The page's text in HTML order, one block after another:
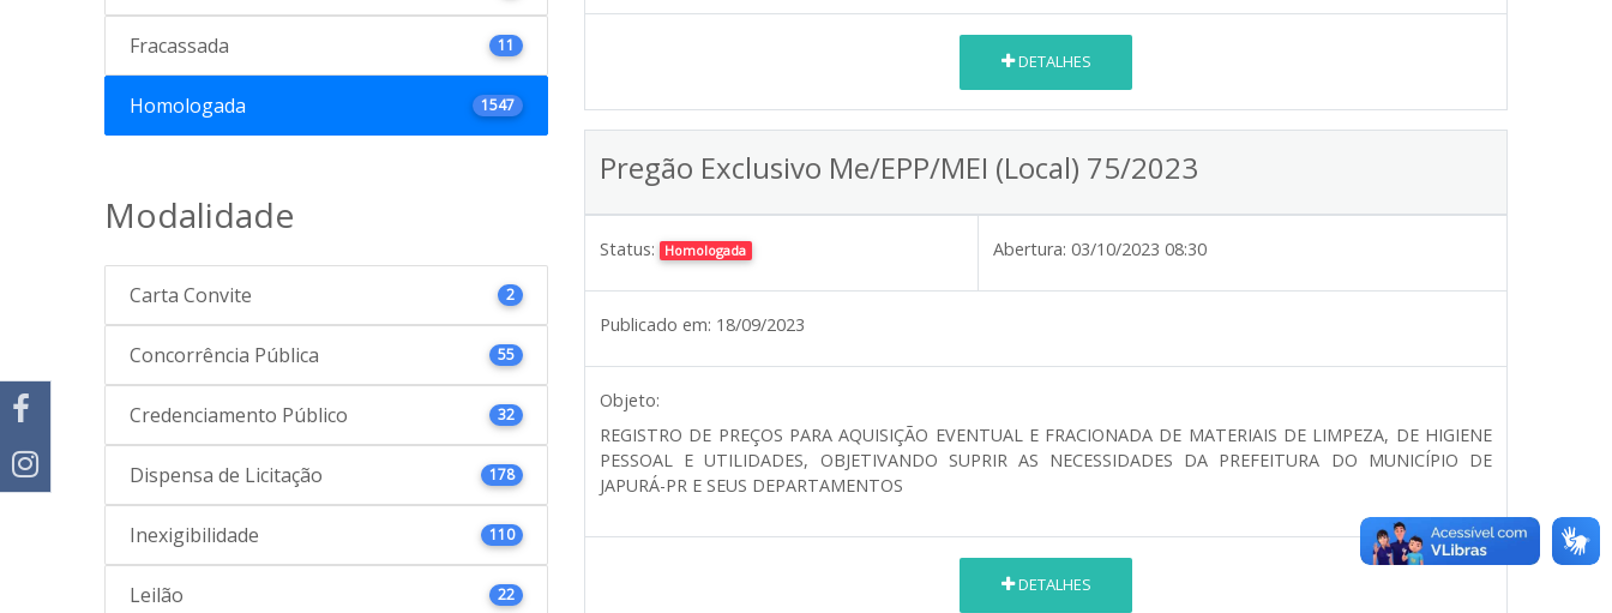
Fracassada 11
Homologada 1547
Modalidade
Carta Convite 2
Concorrência Pública 55
Credenciamento Público 32
Dispensa de Licitação 178
Inexigibilidade 110
Leilão 22
DETALHES
Pregão Exclusivo Me/EPP/MEI (Local) 75/2023
Status: Homologada Abertura: 03/10/2023 08:30
Publicado em: 18/09/2023
Objeto:
REGISTRO DE PREÇOS PARA AQUISIÇÃO EVENTUAL E FRACIONADA DE MATERIAIS DE LIMPEZA, DE HIGIENE
PESSOAL E UTILIDADES, OBJETIVANDO SUPRIR AS NECESSIDADES DA PREFEITURA DO MUNICÍPIO DE
JAPURÁ-PR E SEUS DEPARTAMENTOS
DETALHES